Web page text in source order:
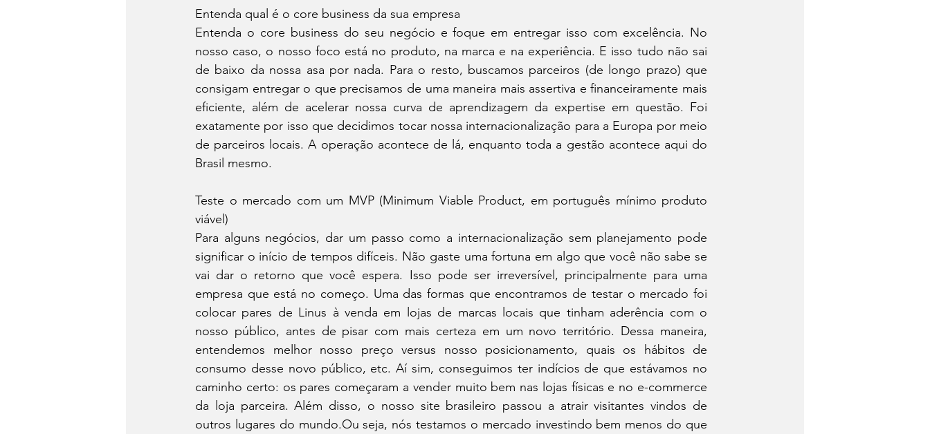
Entenda qual é o core business da sua empresa
Entenda o core business do seu negócio e foque em entregar isso com excelência. No
nosso caso, o nosso foco está no produto, na marca e na experiência. E isso tudo não sai
de baixo da nossa asa por nada. Para o resto, buscamos parceiros (de longo prazo) que
consigam entregar o que precisamos de uma maneira mais assertiva e financeiramente mais
eficiente, além de acelerar nossa curva de aprendizagem da expertise em questão. Foi
exatamente por isso que decidimos tocar nossa internacionalização para a Europa por meio
de parceiros locais. A operação acontece de lá, enquanto toda a gestão acontece aqui do
Brasil mesmo.
Teste o mercado com um MVP (Minimum Viable Product, em português mínimo produto
viável)
Para alguns negócios, dar um passo como a internacionalização sem planejamento pode
significar o início de tempos difíceis. Não gaste uma fortuna em algo que você não sabe se
vai dar o retorno que você espera. Isso pode ser irreversível, principalmente para uma
empresa que está no começo. Uma das formas que encontramos de testar o mercado foi
colocar pares de Linus à venda em lojas de marcas locais que tinham aderência com o
nosso público, antes de pisar com mais certeza em um novo território. Dessa maneira,
entendemos melhor nosso preço versus nosso posicionamento, quais os hábitos de
consumo desse novo público, etc. Aí sim, conseguimos ter indícios de que estávamos no
caminho certo: os pares começaram a vender muito bem nas lojas físicas e no e-commerce
da loja parceira. Além disso, o nosso site brasileiro passou a atrair visitantes vindos de
outros lugares do mundo.Ou seja, nós testamos o mercado investindo bem menos do que